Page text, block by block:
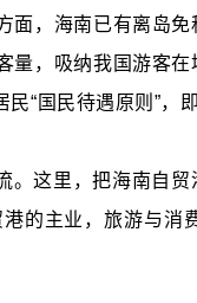
，海南已有离岛
，吸纳我国游客
“国民待遇原则”，
这里，把海南自
的主业，旅游与